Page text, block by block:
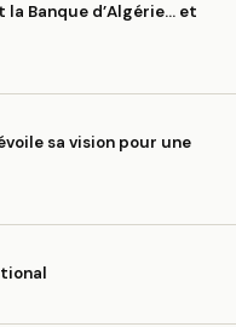
Banque d’Algérie… et
sa vision pour une